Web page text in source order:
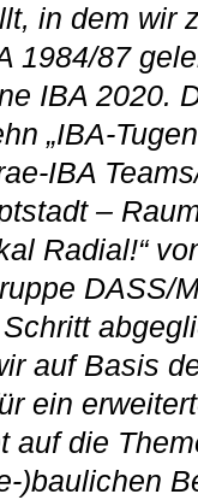
in dem wir
1984/87
IBA 2020.
„IBA-
IBA
–
Radial!“
DASS/
auf Basis
ein
auf die
)baulichen